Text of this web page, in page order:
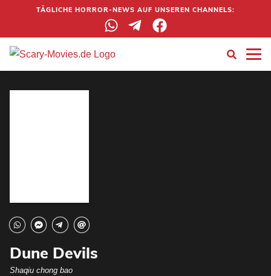
TÄGLICHE HORROR-NEWS AUF UNSEREN CHANNELS:
Dune Devils
Shaqiu chong bao